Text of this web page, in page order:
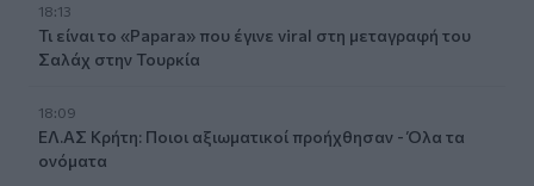
18:13
Τι είναι το «Papara» που έγινε viral στη μεταγραφή του
Σαλάχ στην Τουρκία
18:09
ΕΛ.ΑΣ Κρήτη: Ποιοι αξιωματικοί προήχθησαν - Όλα τα
ονόματα